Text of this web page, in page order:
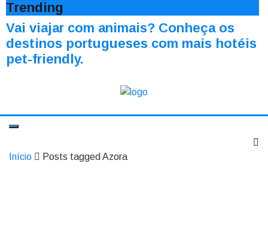
Trending
Vai viajar com animais? Conheça os
destinos portugueses com mais hotéis
pet-friendly.
Início Posts tagged Azora